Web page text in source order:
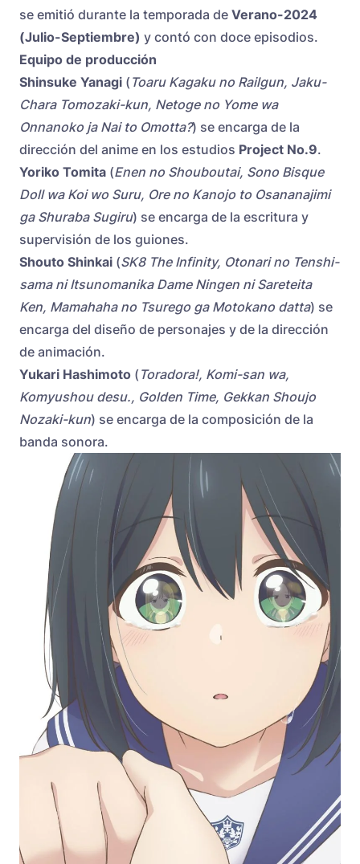
se emitió durante la temporada de Verano-2024
(Julio-Septiembre) y contó con doce episodios.
Equipo de producción
Shinsuke Yanagi ( Toaru Kagaku no Railgun, Jaku-
Chara Tomozaki-kun, Netoge no Yome wa
Onnanoko ja Nai to Omotta?) se encarga de la
dirección del anime en los estudios Project No.9.
Yoriko Tomita (Enen no Shouboutai, Sono Bisque
Doll wa Koi wo Suru, Ore no Kanojo to Osananajimi
ga Shuraba Sugiru) se encarga de la escritura y
supervisión de los guiones.
Shouto Shinkai (SK8 The Infinity, Otonari no Tenshi-
sama ni Itsunomanika Dame Ningen ni Sareteita
Ken, Mamahaha no Tsurego ga Motokano datta) se
encarga del diseño de personajes y de la dirección
de animación.
Yukari Hashimoto ( Toradora!, Komi-san wa,
Komyushou desu., Golden Time, Gekkan Shoujo
Nozaki-kun) se encarga de la composición de la
banda sonora.